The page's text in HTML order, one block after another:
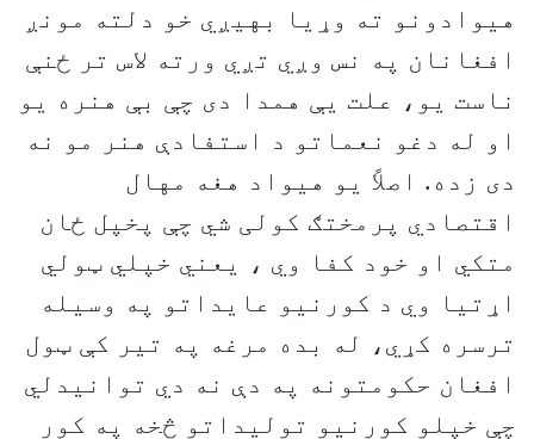
هيوادونو ته وړيا بهيږي خو دلته مونږ
افغانان په نس وږي تږي ورته لاس تر ځنې
ناست يو، علت يې همدا دی چې بې هنره يو
او له دغو نعماتو د استفادې هنر مو نه
دی زده. اصلاً يو هيواد هغه مهال
اقتصادي پرمختګ کولی شي چې پخپل ځان
متکي او خود کفا وي ، یعني خپلي ټولي
اړتیا وي د کورنیو عایداتو په وسیله
ترسره کړي، له بده مرغه په تير کې ټول
افغان حکومتونه په دې نه دي توانيدلي
چې خپلو کورنيو توليداتو څخه په کور